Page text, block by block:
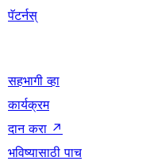
पॅटर्नस्
सहभागी व्हा
कार्यक्रम
दान करा ↗
भविष्यासाठी पाच